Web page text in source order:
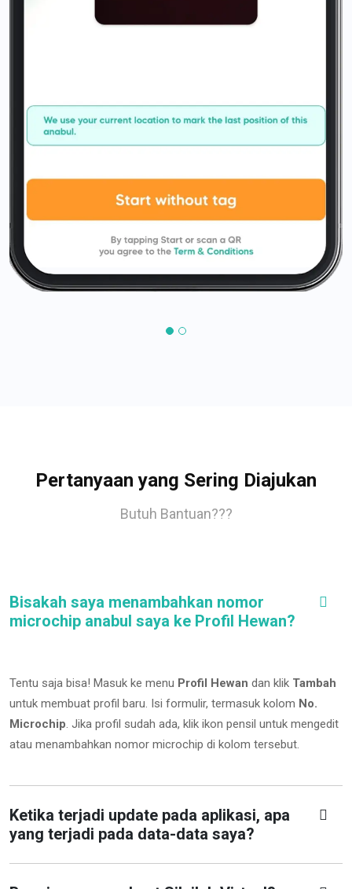
Pertanyaan yang Sering Diajukan
Butuh Bantuan???
Bisakah saya menambahkan nomor
microchip anabul saya ke Profil Hewan?
Tentu saja bisa! Masuk ke menu Profil Hewan dan klik Tambah
untuk membuat profil baru. Isi formulir, termasuk kolom No.
Microchip. Jika profil sudah ada, klik ikon pensil untuk mengedit
atau menambahkan nomor microchip di kolom tersebut.
Ketika terjadi update pada aplikasi, apa
yang terjadi pada data-data saya?